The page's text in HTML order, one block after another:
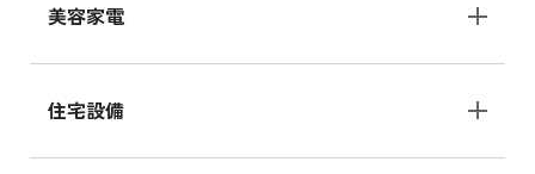
美容家電
住宅設備